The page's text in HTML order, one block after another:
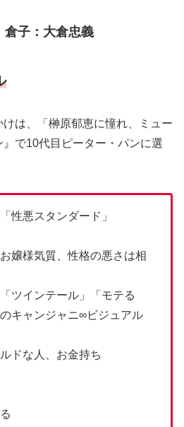
子：大倉忠義
は、「榊原郁恵に憧れ、ミュー
で10代目ピーター・パンに選
性悪スタンダード」
嬢様気質、性格の悪さは相
ツインテール」「モテる
キャンジャニ∞ビジュアル
ドな人、お金持ち